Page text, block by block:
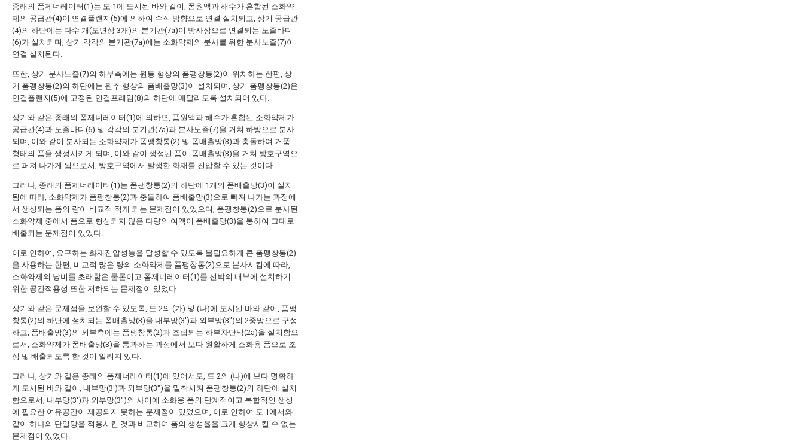
종래의 폼제너레이터(1)는 도 1에 도시된 바와 같이, 폼원액과 해수가 혼합된 소화약
제의 공급관(4)이 연결플랜지(5)에 의하여 수직 방향으로 연결 설치되고, 상기 공급관
(4)의 하단에는 다수 개(도면상 3개)의 분기관(7a)이 방사상으로 연결되는 노즐바디
(6)가 설치되며, 상기 각각의 분기관(7a)에는 소화약제의 분사를 위한 분사노즐(7)이
연결 설치된다.
또한, 상기 분사노즐(7)의 하부측에는 원통 형상의 폼팽창통(2)이 위치하는 한편, 상
기 폼팽창통(2)의 하단에는 원추 형상의 폼배출망(3)이 설치되며, 상기 폼팽창통(2)은
연결플랜지(5)에 고정된 연결프레임(8)의 하단에 매달리도록 설치되어 있다.
상기와 같은 종래의 폼제너레이터(1)에 의하면, 폼원액과 해수가 혼합된 소화약제가
공급관(4)과 노즐바디(6) 및 각각의 분기관(7a)과 분사노즐(7)을 거쳐 하방으로 분사
되며, 이와 같이 분사되는 소화약제가 폼팽창통(2) 및 폼배출망(3)과 충돌하여 거품
형태의 폼을 생성시키게 되며, 이와 같이 생성된 폼이 폼배출망(3)을 거쳐 방호구역으
로 퍼져 나가게 됨으로서, 방호구역에서 발생한 화재를 진압할 수 있는 것이다.
그러나, 종래의 폼제너레이터(1)는 폼팽창통(2)의 하단에 1개의 폼배출망(3)이 설치
됨에 따라, 소화약제가 폼팽창통(2)과 충돌하여 폼배출망(3)으로 빠져 나가는 과정에
서 생성되는 폼의 량이 비교적 적게 되는 문제점이 있었으며, 폼팽창통(2)으로 분사된
소화약제 중에서 폼으로 형성되지 않은 다량의 여액이 폼배출망(3)을 통하여 그대로
배출되는 문제점이 있었다.
이로 인하여, 요구하는 화재진압성능을 달성할 수 있도록 불필요하게 큰 폼팽창통(2)
을 사용하는 한편, 비교적 많은 량의 소화약제를 폼팽창통(2)으로 분사시킴에 따라,
소화약제의 낭비를 초래함은 물론이고 폼제너레이터(1)를 선박의 내부에 설치하기
위한 공간적용성 또한 저하되는 문제점이 있었다.
상기와 같은 문제점을 보완할 수 있도록, 도 2의 (가) 및 (나)에 도시된 바와 같이, 폼팽
창통(2)의 하단에 설치되는 폼배출망(3)을 내부망(3')과 외부망(3")의 2중망으로 구성
하고, 폼배출망(3)의 외부측에는 폼팽창통(2)과 조립되는 하부차단막(2a)을 설치함으
로서, 소화약제가 폼배출망(3)을 통과하는 과정에서 보다 원활하게 소화용 폼으로 조
성 및 배출되도록 한 것이 알려져 있다.
그러나, 상기와 같은 종래의 폼제너레이터(1)에 있어서도, 도 2의 (나)에 보다 명확하
게 도시된 바와 같이, 내부망(3')과 외부망(3")을 밀착시켜 폼팽창통(2)의 하단에 설치
함으로서, 내부망(3')과 외부망(3")의 사이에 소화용 폼의 단계적이고 복합적인 생성
에 필요한 여유공간이 제공되지 못하는 문제점이 있었으며, 이로 인하여 도 1에서와
같이 하나의 단일망을 적용시킨 것과 비교하여 폼의 생성율을 크게 향상시킬 수 없는
문제점이 있었다.